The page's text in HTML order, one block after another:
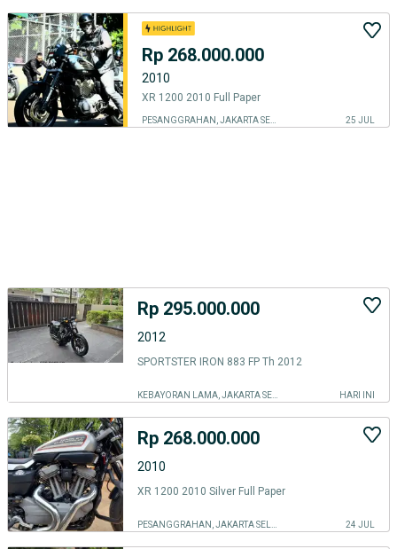
Tipe Membership
Rp 268.000.000
2010
XR 1200 2010 Full Paper
25 JUL
Rp 295.000.000
2012
SPORTSTER IRON 883 FP Th 2012
HARI INI
Rp 268.000.000
2010
XR 1200 2010 Silver Full Paper
24 JUL